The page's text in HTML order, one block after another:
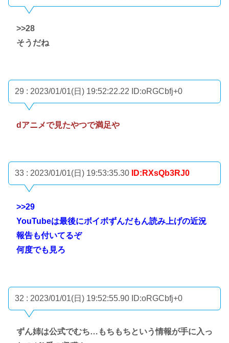
>>28
そうだね
29 : 2023/01/01(日) 19:52:22.22 ID:oRGCbfj+0
dアニメで見たやつで満足や
33 : 2023/01/01(日) 19:53:35.30 ID:RXsQb3RJ0
>>29
YouTubeは最後にボイボずんだもん読み上げの近況
報告も付いてるぞ
何度でも見ろ
32 : 2023/01/01(日) 19:52:55.90 ID:oRGCbfj+0
ずん姉は公式でむち…もちもちという情報が手に入っ